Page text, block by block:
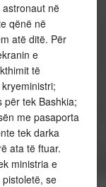
në
qënë në
atë ditë. Për
e
të
për tek Bashkia;
me pasaporta
tek darka
ata të ftuar.
ministria e
pistoletë, se